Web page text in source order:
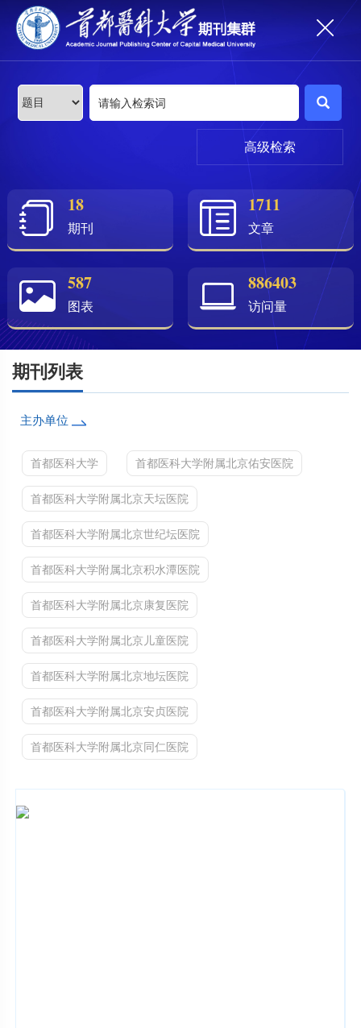
高级检索
18
期刊
1711
文章
587
图表
886403
访问量
期刊列表
主办单位
首都医科大学 首都医科大学附属北京佑安医院
首都医科大学附属北京天坛医院
首都医科大学附属北京世纪坛医院
首都医科大学附属北京积水潭医院
首都医科大学附属北京康复医院
首都医科大学附属北京儿童医院
首都医科大学附属北京地坛医院
首都医科大学附属北京安贞医院
首都医科大学附属北京同仁医院